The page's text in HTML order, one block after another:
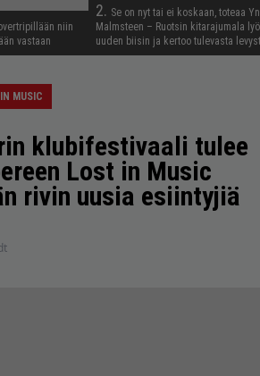
niin
vastaan
2. Se on nyt tai ei koskaan, toteaa
Malmsteen – Ruotsin kitarajumala
uuden biisin ja kertoo tulevasta
MUSIC
klubifestivaali tulee
Lost in Music
rivin uusia esiintyjiä